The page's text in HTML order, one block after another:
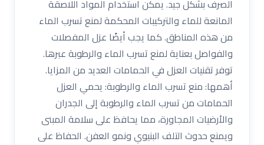
الصرف بشكل جيد. يمكن استخدام المواد اللاصقة
المانعة للماء والتركيبات المحكمة لمنع تسرب الماء
من هذه المناطق. كما يجب أيضًا عزل المفصلات
والفواصل بعناية لمنع تسرب الماء والرطوبة عبرها.
توفر تقنيات العزل في الحمامات العديد من المزايا.
أهمها: منع تسرب الماء والرطوبة: يحمي العزل
الحمامات من تسرب الماء والرطوبة إلى الجدران
والأرضيات المجاورة، مما يحافظ على سلامة المبنى
ويمنع حدوث التلف البنيوي ونمو العفن. الحفاظ على